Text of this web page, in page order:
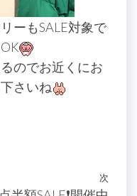
ーもSALE対象で
のでお近くにお
さいね
次
次